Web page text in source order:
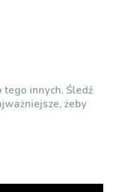
tego innych. Śledź
żeby